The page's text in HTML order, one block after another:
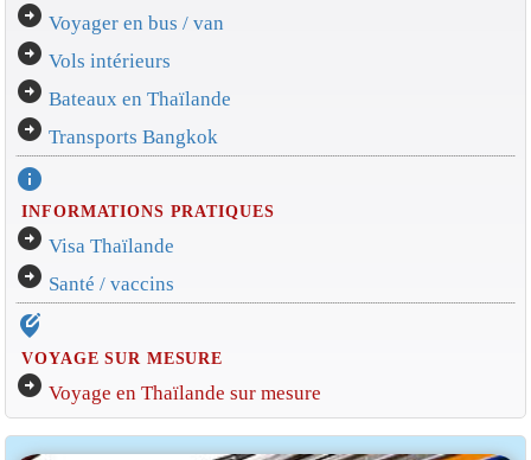
arrow_circle_right Voyager en bus / van
arrow_circle_right Vols intérieurs
arrow_circle_right Bateaux en Thaïlande
arrow_circle_right Transports Bangkok
info
INFORMATIONS PRATIQUES
arrow_circle_right Visa Thaïlande
arrow_circle_right Santé / vaccins
edit_location_alt
VOYAGE SUR MESURE
arrow_circle_right Voyage en Thaïlande sur mesure